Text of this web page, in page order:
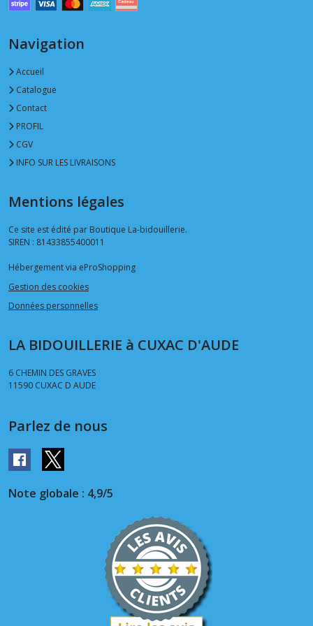
Navigation
Accueil
Catalogue
Contact
PROFIL
CGV
INFO SUR LES LIVRAISONS
Mentions légales
Ce site est édité par Boutique La-bidouillerie.
SIREN : 81433855400011
Hébergement via eProShopping
Gestion des cookies
Données personnelles
LA BIDOUILLERIE à CUXAC D'AUDE
6 CHEMIN DES GRAVES
11590 CUXAC D AUDE
Parlez de nous
Note globale : 4,9/5